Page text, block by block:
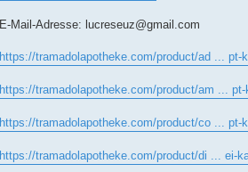
E-Mail-Adresse: lucreseuz@gmail.com
https://tramadolapotheke.com/product/ad ... pt-
https://tramadolapotheke.com/product/am ...
https://tramadolapotheke.com/product/co ... pt-
https://tramadolapotheke.com/product/di ... ei-